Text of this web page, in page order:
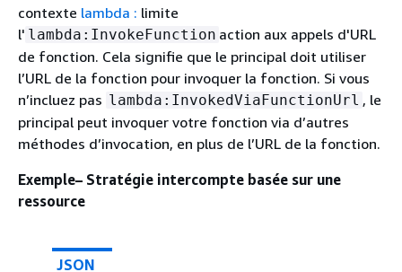
contexte lambda : limite
l' lambda:InvokeFunction action aux appels d'URL
de fonction. Cela signifie que le principal doit utiliser
l’URL de la fonction pour invoquer la fonction. Si vous
n’incluez pas lambda:InvokedViaFunctionUrl , le
principal peut invoquer votre fonction via d’autres
méthodes d’invocation, en plus de l’URL de la fonction.
Exemple– Stratégie intercompte basée sur une
ressource
JSON